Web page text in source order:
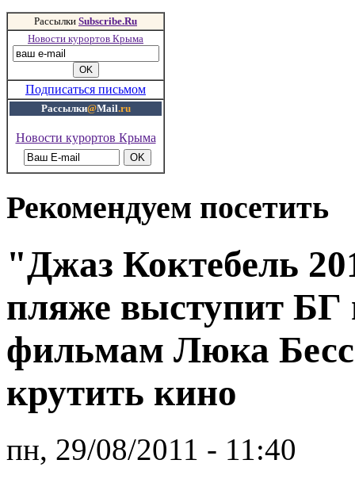
Рассылки Subscribe.Ru
Новости курортов Крыма
Подписаться письмом
Рассылки@Mail.ru
Новости курортов Крыма
Рекомендуем посетить
"Джаз Коктебель
пляже выступит БГ
фильмам Люка
крутить кино
пн, 29/08/2011 - 11:40